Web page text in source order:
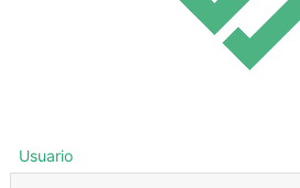
Usuario